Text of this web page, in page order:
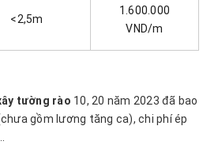
<2,5m
1.600.000
VND/m
tường rào 10, 20 năm 2023 đã bao
gồm lương tăng ca), chi phí ép